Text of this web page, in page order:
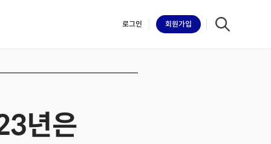
로그인 회원가입
년은